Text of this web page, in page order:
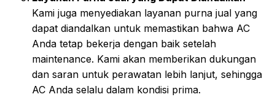
Kami juga menyediakan layanan purna jual yang
dapat diandalkan untuk memastikan bahwa AC
Anda tetap bekerja dengan baik setelah
maintenance. Kami akan memberikan dukungan
dan saran untuk perawatan lebih lanjut, sehingga
AC Anda selalu dalam kondisi prima.